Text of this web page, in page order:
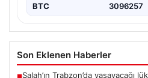
BTC 3096257
Son Eklenen Haberler
■Salah’ın Trabzon’da yaşayacağı